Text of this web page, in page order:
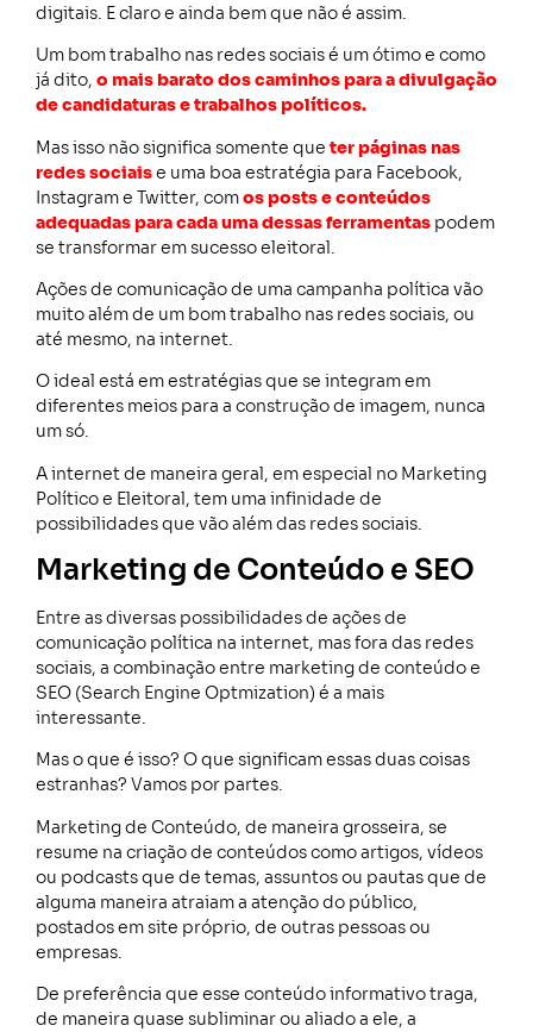
digitais. E claro e ainda bem que não é assim.
Um bom trabalho nas redes sociais é um ótimo e como
já dito, o mais barato dos caminhos para a divulgação
de candidaturas e trabalhos políticos.
Mas isso não significa somente que ter páginas nas
redes sociaise uma boa estratégia para Facebook,
Instagram e Twitter, comos posts e conteúdos
adequadas para cada uma dessas ferramentas podem
se transformar em sucesso eleitoral.
Ações de comunicação de uma campanha política vão
muito além de um bom trabalho nas redes sociais, ou
até mesmo, na internet.
O ideal está em estratégias que se integram em
diferentes meios para a construção de imagem, nunca
um só.
A internet de maneira geral, em especial no Marketing
Político e Eleitoral, tem uma infinidade de
possibilidades que vão além das redes sociais.
Marketing de Conteúdo e SEO
Entre as diversas possibilidades de ações de
comunicação política na internet, mas fora das redes
sociais, a combinação entre marketing de conteúdo e
SEO (Search Engine Optmization) é a mais
interessante.
Mas o que é isso? O que significam essas duas coisas
estranhas? Vamos por partes.
Marketing de Conteúdo, de maneira grosseira, se
resume na criação de conteúdos como artigos, vídeos
ou podcasts que de temas, assuntos ou pautas que de
alguma maneira atraiam a atenção do público,
postados em site próprio, de outras pessoas ou
empresas.
De preferência que esse conteúdo informativo traga,
de maneira quase subliminar ou aliado a ele, a